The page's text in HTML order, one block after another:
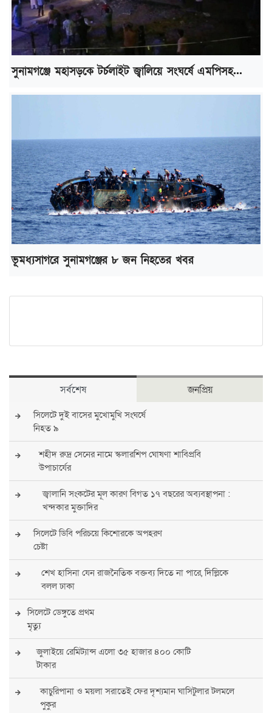
সুনামগঞ্জে মহাসড়কে টর্চলাইট জ্বালিয়ে সংঘর্ষে এমপিসহ...
ভূমধ্যসাগরে সুনামগঞ্জের ৮ জন নিহতের খবর
সর্বশেষ জনপ্রিয়
সিলেটে দুই বাসের মুখোমুখি সংঘর্ষে
নিহত ৯
শহীদ রুদ্র সেনের নামে স্কলারশিপ ঘোষণা শাবিপ্রবি
উপাচার্যের
জ্বালানি সংকটের মূল কারণ বিগত ১৭ বছরের অব্যবস্থাপনা :
খন্দকার মুক্তাদির
সিলেটে ডিবি পরিচয়ে কিশোরকে অপহরণ
চেষ্টা
শেখ হাসিনা যেন রাজনৈতিক বক্তব্য দিতে না পারে, দিল্লিকে
বলল ঢাকা
সিলেটে ডেঙ্গুতে প্রথম
মৃত্যু
জুলাইয়ে রেমিট্যান্স এলো ৩৫ হাজার ৪০০ কোটি
টাকার
কাচুরিপানা ও ময়লা সরাতেই ফের দৃশ্যমান ঘাসিটুলার টলমলে
পুকুর